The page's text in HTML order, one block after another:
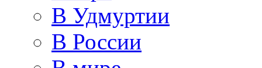
В Удмуртии
В России